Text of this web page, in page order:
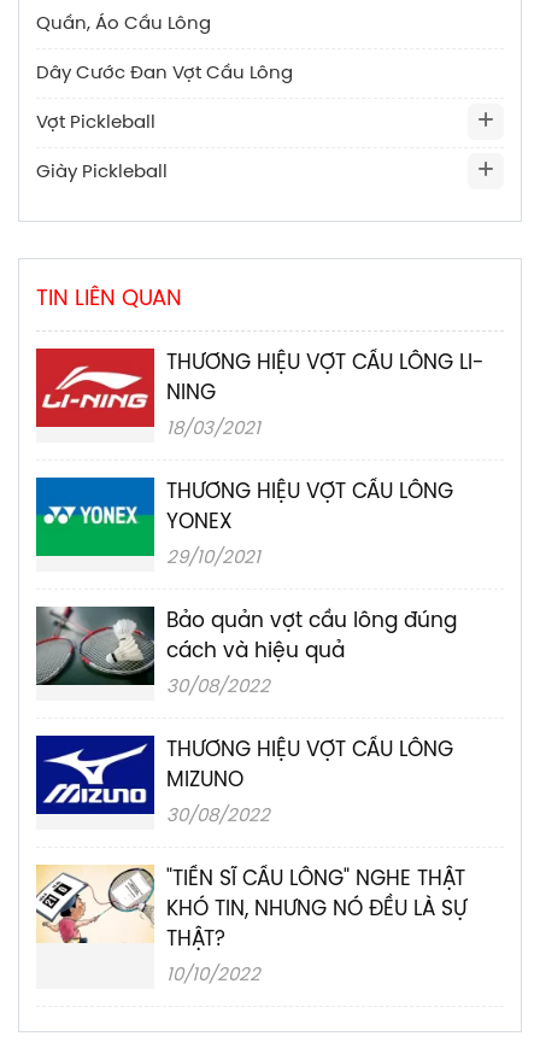
Quần, Áo Cầu Lông
Dây Cước Đan Vợt Cầu Lông
Vợt Pickleball
Giày Pickleball
TIN LIÊN QUAN
THƯƠNG HIỆU VỢT CẦU LÔNG LI-
NING
18/03/2021
THƯƠNG HIỆU VỢT CẦU LÔNG
YONEX
29/10/2021
Bảo quản vợt cầu lông đúng
cách và hiệu quả
30/08/2022
THƯƠNG HIỆU VỢT CẦU LÔNG
MIZUNO
30/08/2022
"TIẾN SĨ CẦU LÔNG" NGHE THẬT
KHÓ TIN, NHƯNG NÓ ĐỀU LÀ SỰ
THẬT?
10/10/2022